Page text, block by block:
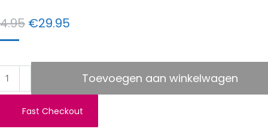
Oorspronkelijke
was:
€29.95
is:
€29.95.
Toevoegen aan winkelwagen
Fast Checkout